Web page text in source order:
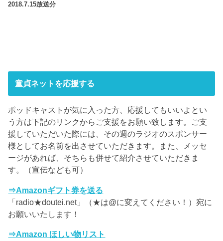
2018.7.15放送分
童貞ネットを応援する
ポッドキャストが気に入った方、応援してもいいよとい
う方は下記のリンクからご支援をお願い致します。ご支
援していただいた際には、その週のラジオのスポンサー
様としてお名前を出させていただきます。また、メッセ
ージがあれば、そちらも併せて紹介させていただきま
す。（宣伝なども可）
⇒Amazonギフト券を送る
「radio★doutei.net」（★は@に変えてください！）宛に
お願いいたします！
⇒Amazon ほしい物リスト